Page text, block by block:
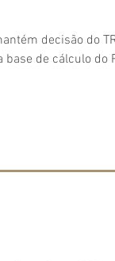
decisão do
de cálculo do